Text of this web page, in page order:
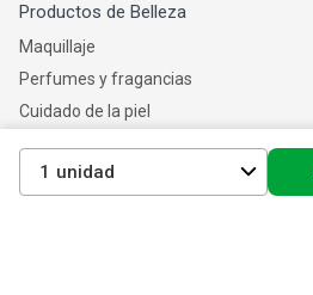
1
Productos de Belleza
Maquillaje
Perfumes y fragancias
Cuidado de la piel
Electro belleza